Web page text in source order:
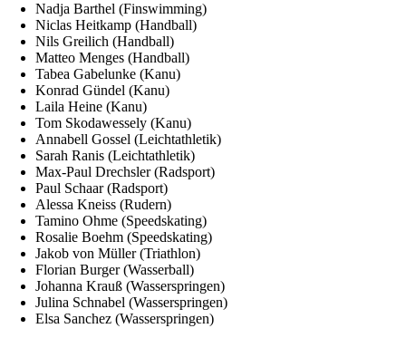
Nadja Barthel (Finswimming)
Niclas Heitkamp (Handball)
Nils Greilich (Handball)
Matteo Menges (Handball)
Tabea Gabelunke (Kanu)
Konrad Gündel (Kanu)
Laila Heine (Kanu)
Tom Skodawessely (Kanu)
Annabell Gossel (Leichtathletik)
Sarah Ranis (Leichtathletik)
Max-Paul Drechsler (Radsport)
Paul Schaar (Radsport)
Alessa Kneiss (Rudern)
Tamino Ohme (Speedskating)
Rosalie Boehm (Speedskating)
Jakob von Müller (Triathlon)
Florian Burger (Wasserball)
Johanna Krauß (Wasserspringen)
Julina Schnabel (Wasserspringen)
Elsa Sanchez (Wasserspringen)